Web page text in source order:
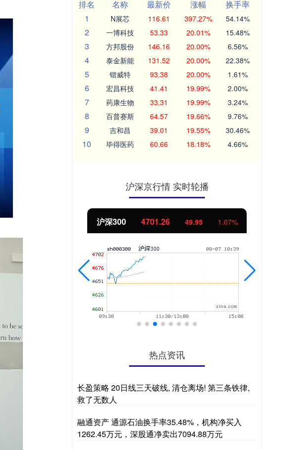
排名 名称 最新价 涨幅
换手率
1
N展芯 116.61 397.27% 54.14%
2 一博科技 53.33 20.01% 15.48%
3 方邦股份 146.16 20.00% 6.56%
4 泰金新能 131.52 20.00% 22.38%
5 锴威特 93.38 20.00% 1.61%
6 宏昌科技 41.41 19.99% 2.00%
7 药康生物 33.31 19.99% 3.24%
8 百普赛斯 64.57 19.66% 9.76%
9 吉和昌 39.01 19.55% 30.46%
10 毕得医药 60.66 18.18% 4.66%
沪深京行情 实时轮播
沪深300 4701.26 49.95 1.07%
热点资讯
长盈策略 20日线三天破线, 清仓离场! 第三条铁律,
救了无数人
融通资产 通源石油换手率35.48%，机构净买入
1262.45万元，深股通净卖出7094.88万元